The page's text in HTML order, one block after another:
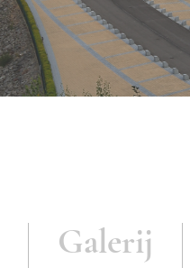
Galerij